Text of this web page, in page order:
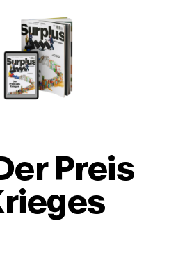
Preis